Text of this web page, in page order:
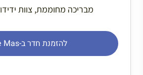
מבריכה מחוממת, צוות
להזמנת חדר ב-Le Mas